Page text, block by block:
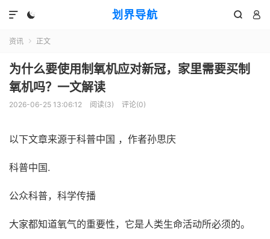
划界导航
  

资讯  正文
为什么要使用制氧机应对新冠，家里需要买制
氧机吗？一文解读
2026-06-25 13:06:12 阅读(3) 评论(0)
以下文章来源于科普中国 ，作者孙思庆
科普中国.
公众科普，科学传播
大家都知道氧气的重要性，它是人类生命活动所必须的。